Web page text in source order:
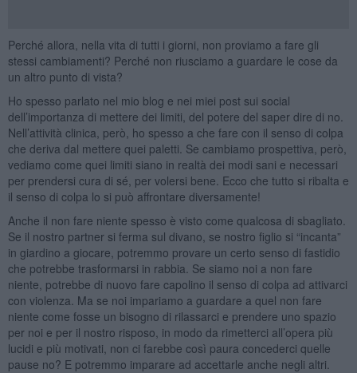
Perché allora, nella vita di tutti i giorni, non proviamo a fare gli
stessi cambiamenti? Perché non riusciamo a guardare le cose da
un altro punto di vista?
Ho spesso parlato nel mio blog e nei miei post sui social
dell’importanza di mettere dei limiti, del potere del saper dire di no.
Nell’attività clinica, però, ho spesso a che fare con il senso di colpa
che deriva dal mettere quei paletti. Se cambiamo prospettiva, però,
vediamo come quei limiti siano in realtà dei modi sani e necessari
per prendersi cura di sé, per volersi bene. Ecco che tutto si ribalta e
il senso di colpa lo si può affrontare diversamente!
Anche il non fare niente spesso è visto come qualcosa di sbagliato.
Se il nostro partner si ferma sul divano, se nostro figlio si “incanta”
in giardino a giocare, potremmo provare un certo senso di fastidio
che potrebbe trasformarsi in rabbia. Se siamo noi a non fare
niente, potrebbe di nuovo fare capolino il senso di colpa ad attivarci
con violenza. Ma se noi impariamo a guardare a quel non fare
niente come fosse un bisogno di rilassarci e prendere uno spazio
per noi e per il nostro risposo, in modo da rimetterci all’opera più
lucidi e più motivati, non ci farebbe così paura concederci quelle
pause no? E potremmo imparare ad accettarle anche negli altri.